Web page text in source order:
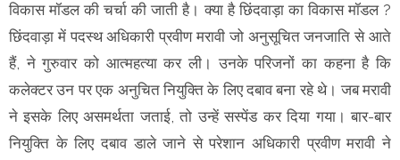
विकास मॉडल की चर्चा की जाती है। क्या है छिंदवाड़ा का विकास मॉडल ?
छिंदवाड़ा में पदस्थ अधिकारी प्रवीण मरावी जो अनुसूचित जनजाति से आते
हैं, ने गुरुवार को आत्महत्या कर ली। उनके परिजनों का कहना है कि
कलेक्टर उन पर एक अनुचित नियुक्ति के लिए दबाव बना रहे थे। जब मरावी
ने इसके लिए असमर्थता जताई, तो उन्हें सस्पेंड कर दिया गया। बार-बार
नियुक्ति के लिए दबाव डाले जाने से परेशान अधिकारी प्रवीण मरावी ने